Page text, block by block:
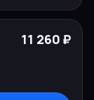
11 260 ₽